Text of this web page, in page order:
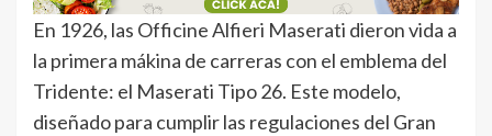
En 1926, las Officine Alfieri Maserati dieron vida a
la primera mákina de carreras con el emblema del
Tridente: el Maserati Tipo 26. Este modelo,
diseñado para cumplir las regulaciones del Gran